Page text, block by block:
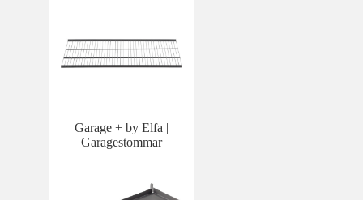
Garage + by Elfa |
Garagestommar